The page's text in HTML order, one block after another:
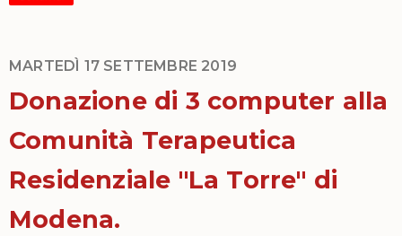
MARTEDÌ 17 SETTEMBRE 2019
Donazione di 3 computer alla
Comunità Terapeutica
Residenziale "La Torre" di
Modena.